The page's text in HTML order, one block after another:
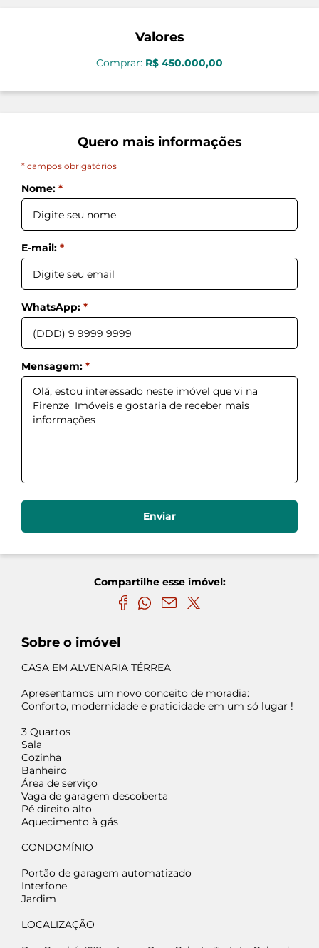
Valores
Comprar: R$ 450.000,00
Quero mais informações
* campos obrigatórios
Nome: *
E-mail: *
WhatsApp: *
Mensagem: *
Enviar
Voltar
Compartilhe esse imóvel:
Sobre o imóvel
CASA EM ALVENARIA TÉRREA
Apresentamos um novo conceito de moradia:
Conforto, modernidade e praticidade em um só lugar !
3 Quartos
Sala
Cozinha
Banheiro
Área de serviço
Vaga de garagem descoberta
Pé direito alto
Aquecimento à gás
CONDOMÍNIO
Portão de garagem automatizado
Interfone
Jardim
LOCALIZAÇÃO